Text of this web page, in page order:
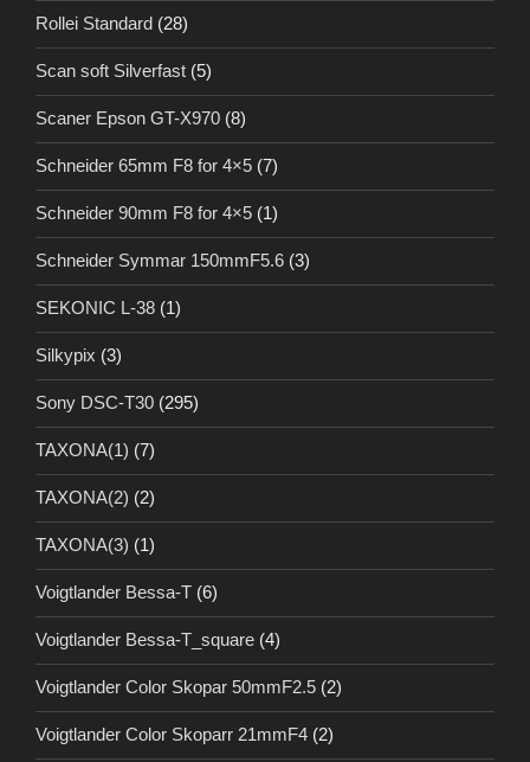
Rollei Standard (28)
Scan soft Silverfast (5)
Scaner Epson GT-X970 (8)
Schneider 65mm F8 for 4×5 (7)
Schneider 90mm F8 for 4×5 (1)
Schneider Symmar 150mmF5.6 (3)
SEKONIC L-38 (1)
Silkypix (3)
Sony DSC-T30 (295)
TAXONA(1) (7)
TAXONA(2) (2)
TAXONA(3) (1)
Voigtlander Bessa-T (6)
Voigtlander Bessa-T_square (4)
Voigtlander Color Skopar 50mmF2.5 (2)
Voigtlander Color Skoparr 21mmF4 (2)